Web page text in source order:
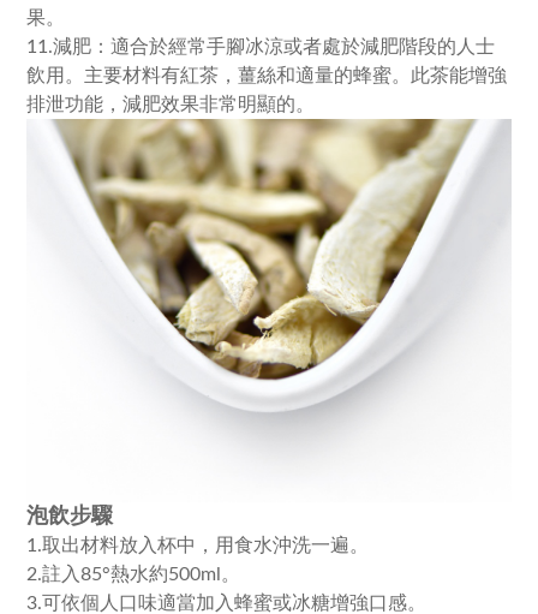
果。
11.減肥：適合於經常手腳冰涼或者處於減肥階段的人士
飲用。主要材料有紅茶，薑絲和適量的蜂蜜。此茶能增強
排泄功能，減肥效果非常明顯的。
泡飲步驟
1.取出材料放入杯中，用食水沖洗一遍。
2.註入85°熱水約500ml。
3.可依個人口味適當加入蜂蜜或冰糖增強口感。